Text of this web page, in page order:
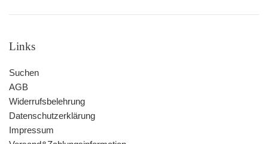
Links
Suchen
AGB
Widerrufsbelehrung
Datenschutzerklärung
Impressum